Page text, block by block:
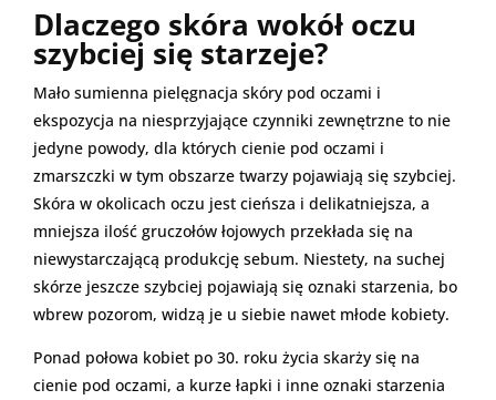
Dlaczego skóra wokół oczu
szybciej się starzeje?
Mało sumienna pielęgnacja skóry pod oczami i
ekspozycja na niesprzyjające czynniki zewnętrzne to nie
jedyne powody, dla których cienie pod oczami i
zmarszczki w tym obszarze twarzy pojawiają się szybciej.
Skóra w okolicach oczu jest cieńsza i delikatniejsza, a
mniejsza ilość gruczołów łojowych przekłada się na
niewystarczającą produkcję sebum. Niestety, na suchej
skórze jeszcze szybciej pojawiają się oznaki starzenia, bo
wbrew pozorom, widzą je u siebie nawet młode kobiety.
Ponad połowa kobiet po 30. roku życia skarży się na
cienie pod oczami, a kurze łapki i inne oznaki starzenia